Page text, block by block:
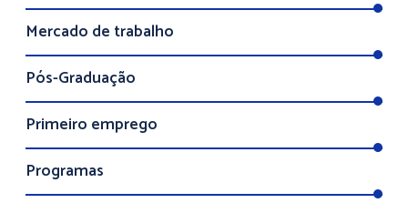
Mercado de trabalho
Pós-Graduação
Primeiro emprego
Programas